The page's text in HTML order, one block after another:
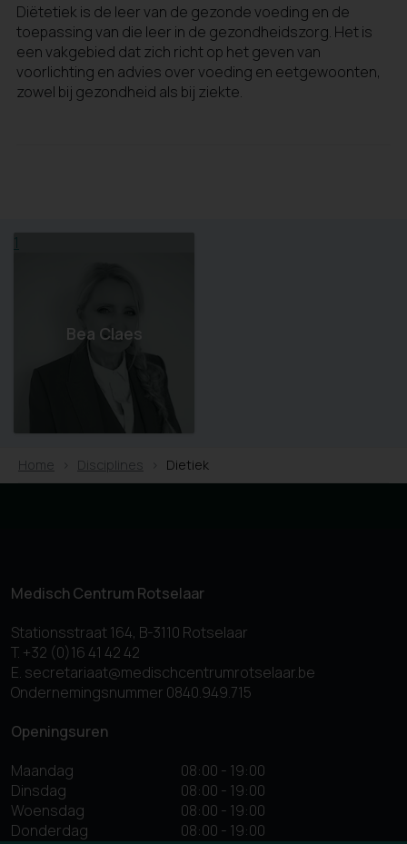
Diëtetiek is de leer van de gezonde voeding en de
toepassing van die leer in de gezondheidszorg. Het is
een vakgebied dat zich richt op het geven van
voorlichting en advies over voeding en eetgewoonten,
zowel bij gezondheid als bij ziekte.
1
Bea Claes
Home Disciplines Dietiek
Medisch Centrum Rotselaar
Stationsstraat 164, B-3110 Rotselaar
T. +32 (0)16 41 42 42
E. secretariaat@medischcentrumrotselaar.be
Ondernemingsnummer 0840.949.715
Openingsuren
Maandag
08:00 - 19:00
Dinsdag
08:00 - 19:00
Woensdag
08:00 - 19:00
Donderdag
08:00 - 19:00